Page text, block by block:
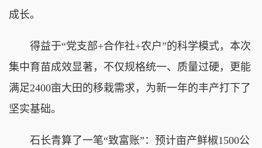
成长。
得益于“党支部+合作社+农户”的科学模式，本次
集中育苗成效显著，不仅规格统一、质量过硬，更能
满足2400亩大田的移栽需求，为新一年的丰产打下了
坚实基础。
石长青算了一笔“致富账”：预计亩产鲜椒1500公